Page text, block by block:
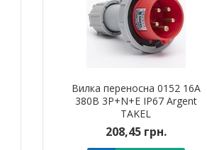
Вилка переносна 0152 16А
380В 3Р+N+Е IP67 Argent
TAKEL
208,45 грн.